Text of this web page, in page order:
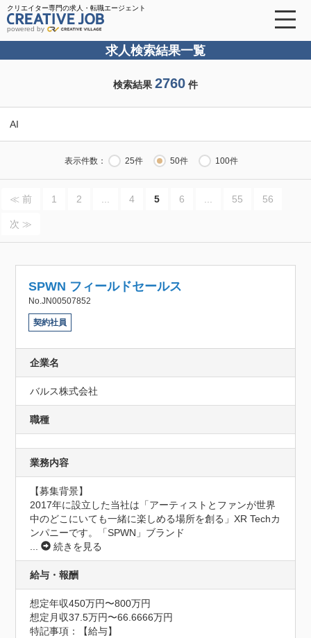
クリエイター専門の求人・転職エージェント
powered by
求人検索結果一覧
検索結果 2760 件
AI
表示件数： 25件 50件 100件
≪ 前 1 2 4 5 6 55 56
次 ≫
SPWN フィールドセールス
No.JN00507852
契約社員
企業名
バルス株式会社
職種
業務内容
【募集背景】
2017年に設立した当社は「アーティストとファンが世界
中のどこにいても一緒に楽しめる場所を創る」XR Techカ
ンパニーです。「SPWN」ブランド
...
続きを見る
給与・報酬
想定年収450万円〜800万円
想定月収37.5万円〜66.6666万円
特記事項：【給与】